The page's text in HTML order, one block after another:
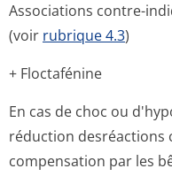
Associations contre-
(voir rubrique 4.3)
+ Floctafénine
En cas de choc ou
réduction desréactions
compensation par les